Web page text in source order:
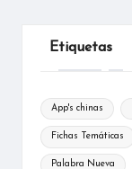
Etiquetas
App's chinas
Fichas Temáticas
Palabra Nueva